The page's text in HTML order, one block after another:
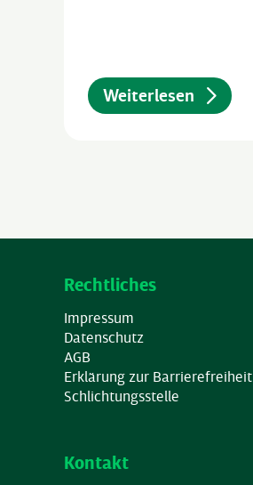
Weiterlesen
Rechtliches
Impressum
Datenschutz
AGB
Erklärung zur Barrierefreiheit
Schlichtungsstelle
Kontakt